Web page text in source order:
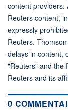
content providers.
Reuters content,
expressly
Reuters.
delays in content,
"Reuters" and the
Reuters and its
0